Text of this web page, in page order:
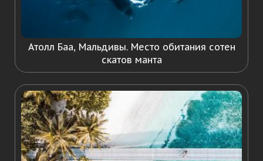
Атолл Баа, Мальдивы. Место обитания сотен
скатов манта